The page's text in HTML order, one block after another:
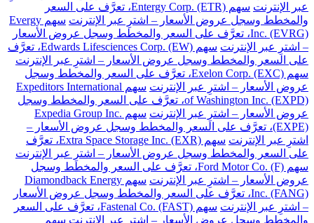
عبر الإنترنت
سهم Entergy Corp. (ETR)، تعرَّف على السعر
والمخطط وسجل عروض الأسعار – اشترِ عبر الإنترنت
سهم Evergy
Inc. (EVRG)، تعرَّف على السعر والمخطط وسجل عروض الأسعار
– اشترِ عبر الإنترنت
سهم Edwards Lifesciences Corp. (EW)، تعرَّف
على السعر والمخطط وسجل عروض الأسعار – اشترِ عبر الإنترنت
سهم Exelon Corp. (EXC)، تعرَّف على السعر والمخطط وسجل
عروض الأسعار – اشترِ عبر الإنترنت
سهم Expeditors International
of Washington Inc. (EXPD)، تعرَّف على السعر والمخطط وسجل
عروض الأسعار – اشترِ عبر الإنترنت
سهم Expedia Group Inc.
(EXPE)، تعرَّف على السعر والمخطط وسجل عروض الأسعار –
اشترِ عبر الإنترنت
سهم Extra Space Storage Inc. (EXR)، تعرَّف
على السعر والمخطط وسجل عروض الأسعار – اشترِ عبر الإنترنت
سهم Ford Motor Co. (F)، تعرَّف على السعر والمخطط وسجل
عروض الأسعار – اشترِ عبر الإنترنت
سهم Diamondback Energy
Inc. (FANG)، تعرَّف على السعر والمخطط وسجل عروض الأسعار
– اشترِ عبر الإنترنت
سهم Fastenal Co. (FAST)، تعرَّف على السعر
والمخطط وسجل عروض الأسعار – اشترِ عبر الإنترنت سهم